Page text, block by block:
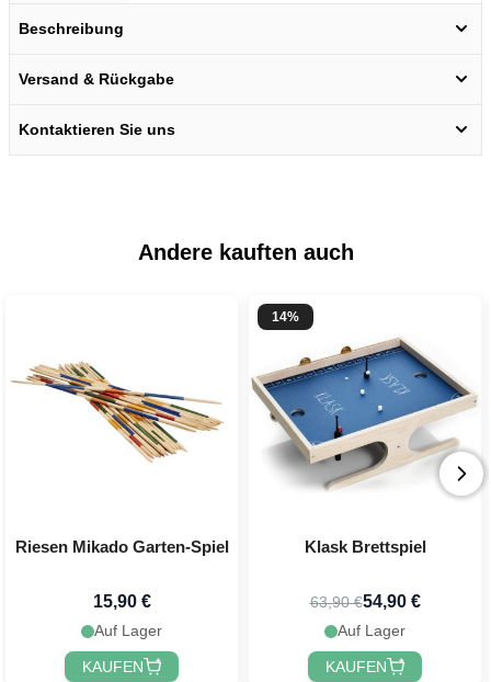
Beschreibung
Versand & Rückgabe
Kontaktieren Sie uns
Andere kauften auch
Riesen Mikado Garten-Spiel
15,90 €
Auf Lager
KAUFEN
14%
Klask Brettspiel
63,90 €54,90 €
Auf Lager
KAUFEN